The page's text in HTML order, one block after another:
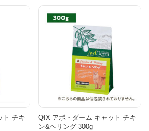
ト チキ
QIX アボ・ダーム キャット チキ
ン&ヘリング 300g